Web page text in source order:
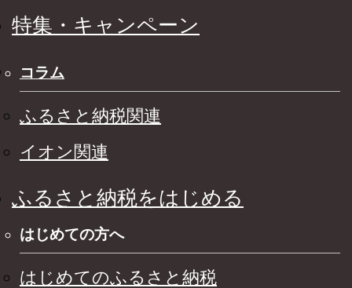
特集・キャンペーン
コラム
ふるさと納税関連
イオン関連
ふるさと納税をはじめる
はじめての方へ
はじめてのふるさと納税